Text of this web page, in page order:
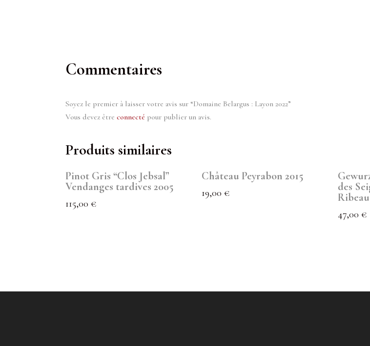
Commentaires
Soyez le premier à laisser votre avis sur “Domaine Belargus : Layon 2022”
Vous devez êtreconnecté pour publier un avis.
Produits similaires
Pinot Gris “Clos Jebsal”
Vendanges tardives 2005
115,00€
Château Peyrabon 2015
19,00€
des
47,00€